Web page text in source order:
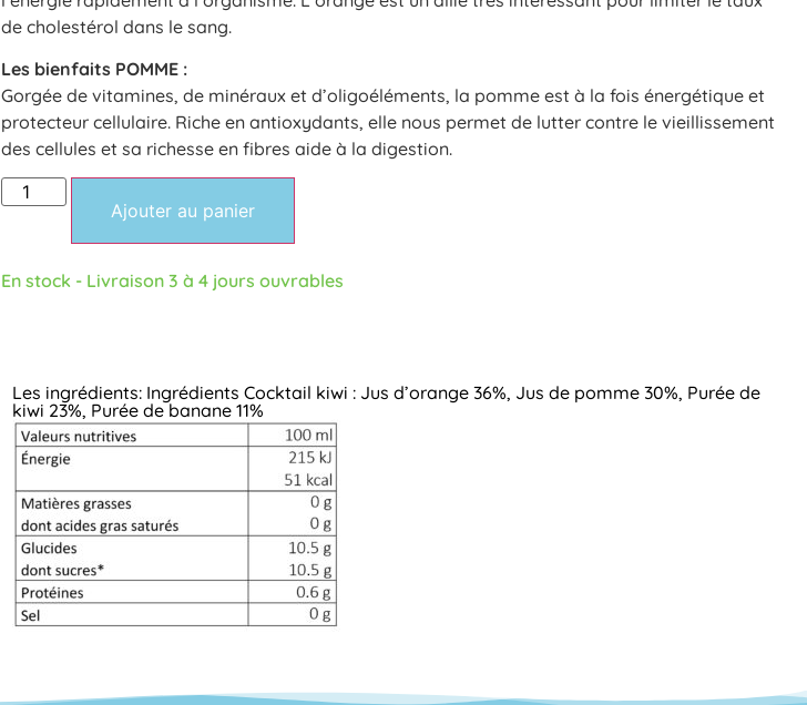
de cholestérol dans le sang.
Les bienfaits POMME :
Gorgée de vitamines, de minéraux et d’oligoéléments, la pomme est à la fois énergétique et
protecteur cellulaire. Riche en antioxydants, elle nous permet de lutter contre le vieillissement
des cellules et sa richesse en fibres aide à la digestion.
Ajouter au panier
En stock - Livraison 3 à 4 jours ouvrables
Les ingrédients: Ingrédients Cocktail kiwi : Jus d’orange 36%, Jus de pomme 30%, Purée de
kiwi 23%, Purée de banane 11%